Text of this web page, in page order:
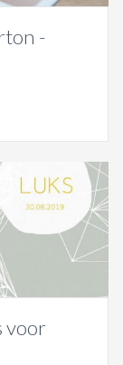
-
voor